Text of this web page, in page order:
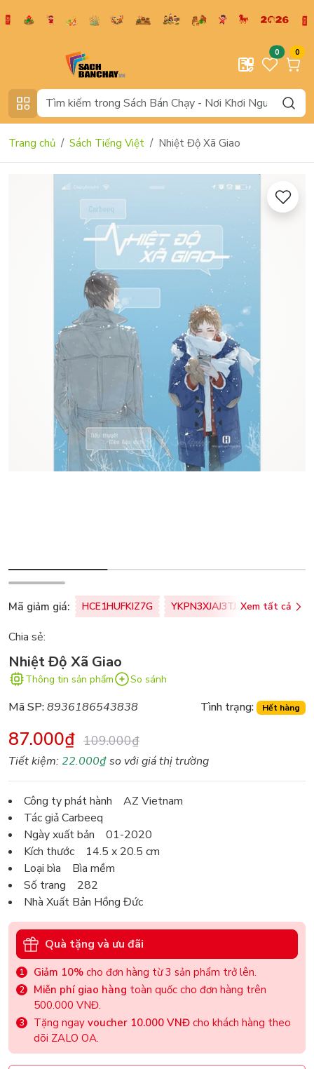
0 0
Trang chủ Sách Tiếng Việt Nhiệt Độ Xã Giao
Mã giảm giá: HCE1HUFKIZ7G YKPN3XJAJ3TJ Xem tất cả
Chia sẻ:
Nhiệt Độ Xã Giao
Thông tin sản phẩm So sánh
Mã SP:8936186543838 Tình trạng: Hết hàng
87.000₫ 109.000₫
Tiết kiệm: 22.000₫so với giá thị trường
Công ty phát hành AZ Vietnam
Tác giả Carbeeq
Ngày xuất bản 01-2020
Kích thước 14.5 x 20.5 cm
Loại bìa Bìa mềm
Số trang 282
Nhà Xuất Bản Hồng Đức
Quà tặng và ưu đãi
Giảm 10% cho đơn hàng từ 3 sản phẩm trở lên.
Miễn phí giao hàng toàn quốc cho đơn hàng trên
500.000 VNĐ.
Tặng ngay voucher 10.000 VNĐ cho khách hàng theo
dõi ZALO OA.